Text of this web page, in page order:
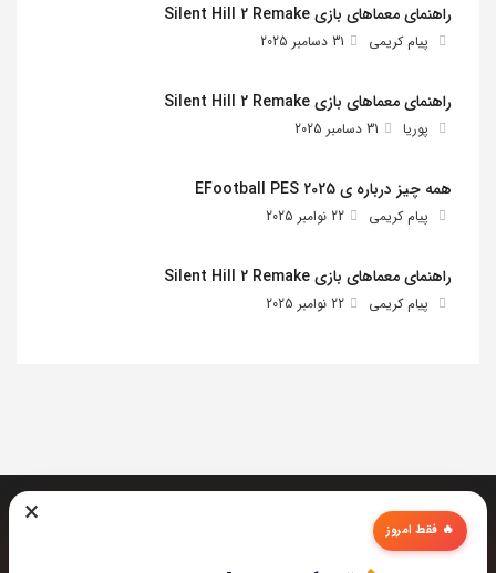
راهنمای معماهای بازی Silent Hill 2 Remake
پیام کریمی 31 دسامبر 2025
راهنمای معماهای بازی Silent Hill 2 Remake
پوریا 31 دسامبر 2025
همه چیز درباره ی EFootball PES 2025
پیام کریمی 22 نوامبر 2025
راهنمای معماهای بازی Silent Hill 2 Remake
پیام کریمی 22 نوامبر 2025
× 🔥 فقط امروز